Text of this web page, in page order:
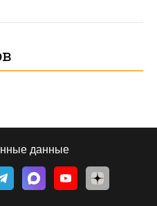
данные